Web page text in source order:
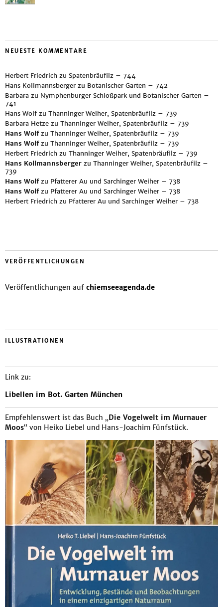
NEUESTE KOMMENTARE
Herbert Friedrich zu Spatenbräufilz – 744
Hans Kollmannsberger zu Botanischer Garten – 742
Barbara zu Nymphenburger Schloßpark und Botanischer Garten –
741
Hans Wolf zu Thanninger Weiher, Spatenbräufilz – 739
Barbara Hetze zu Thanninger Weiher, Spatenbräufilz – 739
Hans Wolfzu Thanninger Weiher, Spatenbräufilz – 739
Hans Wolfzu Thanninger Weiher, Spatenbräufilz – 739
Herbert Friedrich zu Thanninger Weiher, Spatenbräufilz – 739
Hans Kollmannsberger zu Thanninger Weiher, Spatenbräufilz –
739
Hans Wolfzu Pfatterer Au und Sarchinger Weiher – 738
Hans Wolfzu Pfatterer Au und Sarchinger Weiher – 738
Herbert Friedrich zu Pfatterer Au und Sarchinger Weiher – 738
VERÖFFENTLICHUNGEN
Veröffentlichungen auf chiemseeagenda.de
ILLUSTRATIONEN
Link zu:
Libellen im Bot. Garten München
Empfehlenswert ist das Buch „Die Vogelwelt im Murnauer
Moos“ von Heiko Liebel und Hans-Joachim Fünfstück.